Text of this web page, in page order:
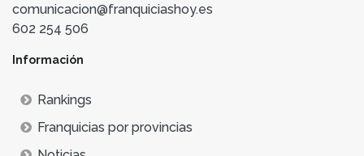
comunicacion@franquiciashoy.es
602 254 506
Información
Rankings
Franquicias por provincias